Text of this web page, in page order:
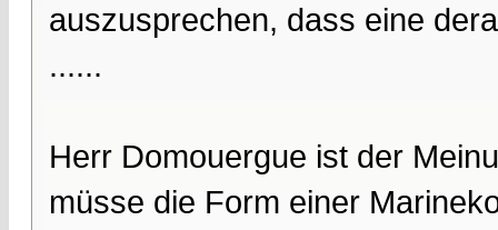
auszusprechen, dass eine
......
Herr Domouergue ist der
müsse die Form einer